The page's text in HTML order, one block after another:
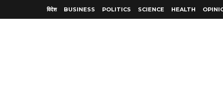
विदेश BUSINESS POLITICS SCIENCE HEALTH